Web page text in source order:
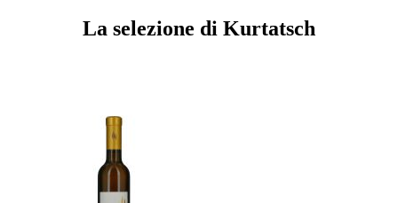
La selezione di Kurtatsch